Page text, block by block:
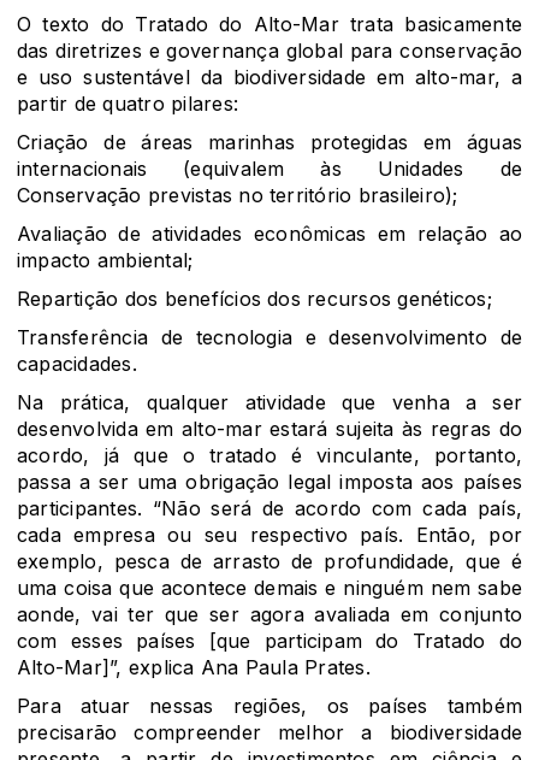
O texto do Tratado do Alto-Mar trata basicamente
das diretrizes e governança global para conservação
e uso sustentável da biodiversidade em alto-mar, a
partir de quatro pilares:
Criação de áreas marinhas protegidas em águas
internacionais (equivalem às Unidades de
Conservação previstas no território brasileiro);
Avaliação de atividades econômicas em relação ao
impacto ambiental;
Repartição dos benefícios dos recursos genéticos;
Transferência de tecnologia e desenvolvimento de
capacidades.
Na prática, qualquer atividade que venha a ser
desenvolvida em alto-mar estará sujeita às regras do
acordo, já que o tratado é vinculante, portanto,
passa a ser uma obrigação legal imposta aos países
participantes. “Não será de acordo com cada país,
cada empresa ou seu respectivo país. Então, por
exemplo, pesca de arrasto de profundidade, que é
uma coisa que acontece demais e ninguém nem sabe
aonde, vai ter que ser agora avaliada em conjunto
com esses países [que participam do Tratado do
Alto-Mar]”, explica Ana Paula Prates.
Para atuar nessas regiões, os países também
precisarão compreender melhor a biodiversidade